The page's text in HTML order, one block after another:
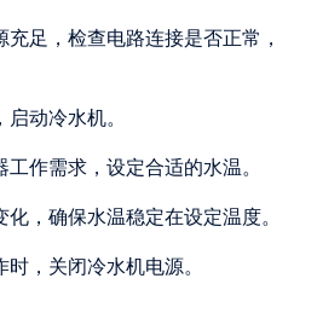
足，检查电路连接是否正常，
动冷水机。
作需求，设定合适的水温。
，确保水温稳定在设定温度。
，关闭冷水机电源。